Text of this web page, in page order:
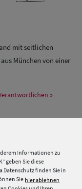
mit seitlichen
München von einer
»
Informationen zu
geben Sie diese
Datenschutz finden Sie in
Sie hier ablehnen